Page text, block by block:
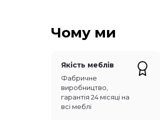
Чому ми
Якість меблів
Фабричне
виробництво,
гарантія 24 місяці на
всі меблі